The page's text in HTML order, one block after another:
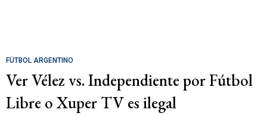
FÚTBOL ARGENTINO
Ver Vélez vs. Independiente por Fútbol
Libre o Xuper TV es ilegal